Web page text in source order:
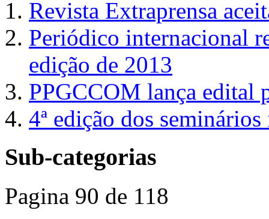
Revista Extraprensa
Periódico internacional
edição de 2013
PPGCCOM lança edital
4ª edição dos
Sub-categorias
Pagina 90 de 118